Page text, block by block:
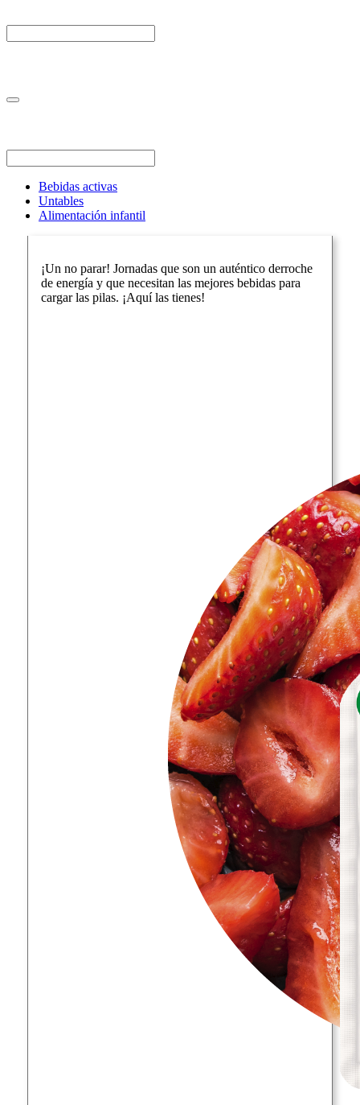
Bebidas activas
Untables
Alimentación infantil
¡Un no parar! Jornadas que son un auténtico derroche
de energía y que necesitan las mejores bebidas para
cargar las pilas. ¡Aquí las tienes!